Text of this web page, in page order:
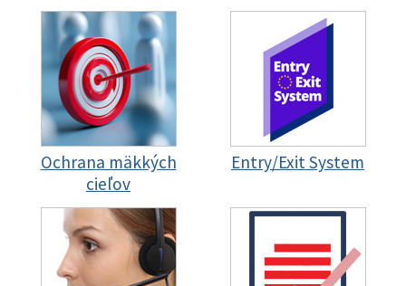
Ochrana mäkkých
cieľov
Entry/Exit System